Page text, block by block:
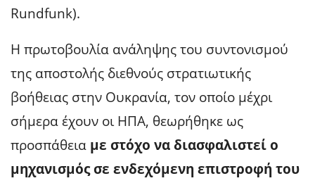
Rundfunk).
Η πρωτοβουλία ανάληψης του συντονισμού
της αποστολής διεθνούς στρατιωτικής
βοήθειας στην Ουκρανία, τον οποίο μέχρι
σήμερα έχουν οι ΗΠΑ, θεωρήθηκε ως
προσπάθεια με στόχο να διασφαλιστεί ο
μηχανισμός σε ενδεχόμενη επιστροφή του